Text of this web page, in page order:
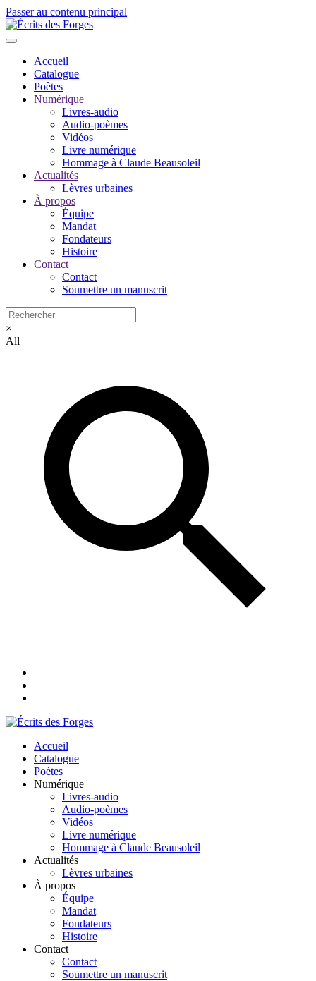
Passer au contenu principal
Accueil
Catalogue
Poètes
Numérique
Livres-audio
Audio-poèmes
Vidéos
Livre numérique
Hommage à Claude Beausoleil
Actualités
Lèvres urbaines
À propos
Équipe
Mandat
Fondateurs
Histoire
Contact
Contact
Soumettre un manuscrit
×
All
Accueil
Catalogue
Poètes
Numérique
Livres-audio
Audio-poèmes
Vidéos
Livre numérique
Hommage à Claude Beausoleil
Actualités
Lèvres urbaines
À propos
Équipe
Mandat
Fondateurs
Histoire
Contact
Contact
Soumettre un manuscrit